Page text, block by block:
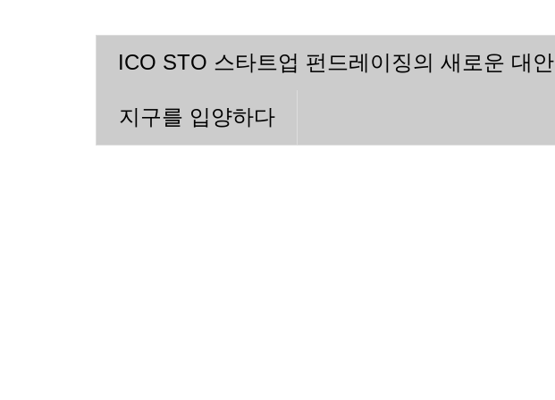
ICO STO 스타트업 펀드레이징의 새로운 대안
지구를 입양하다